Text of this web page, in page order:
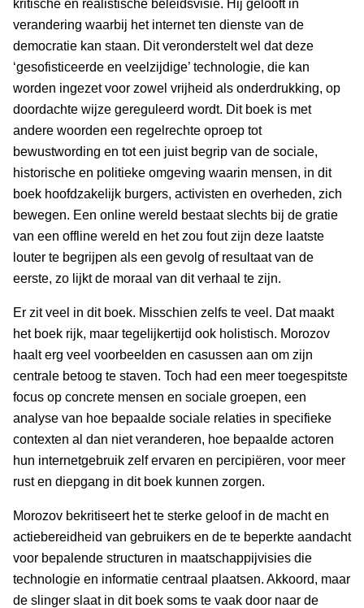
kritische en realistische beleidsvisie. Hij gelooft in
verandering waarbij het internet ten dienste van de
democratie kan staan. Dit veronderstelt wel dat deze
‘gesofisticeerde en veelzijdige’ technologie, die kan
worden ingezet voor zowel vrijheid als onderdrukking, op
doordachte wijze gereguleerd wordt. Dit boek is met
andere woorden een regelrechte oproep tot
bewustwording en tot een juist begrip van de sociale,
historische en politieke omgeving waarin mensen, in dit
boek hoofdzakelijk burgers, activisten en overheden, zich
bewegen. Een online wereld bestaat slechts bij de gratie
van een offline wereld en het zou fout zijn deze laatste
louter te begrijpen als een gevolg of resultaat van de
eerste, zo lijkt de moraal van dit verhaal te zijn.
Er zit veel in dit boek. Misschien zelfs te veel. Dat maakt
het boek rijk, maar tegelijkertijd ook holistisch. Morozov
haalt erg veel voorbeelden en casussen aan om zijn
centrale betoog te staven. Toch had een meer toegespitste
focus op concrete mensen en sociale groepen, een
analyse van hoe bepaalde sociale relaties in specifieke
contexten al dan niet veranderen, hoe bepaalde actoren
hun internetgebruik zelf ervaren en percipiëren, voor meer
rust en diepgang in dit boek kunnen zorgen.
Morozov bekritiseert het te sterke geloof in de macht en
actiebereidheid van gebruikers en de te beperkte aandacht
voor bepalende structuren in maatschappijvisies die
technologie en informatie centraal plaatsen. Akkoord, maar
de slinger slaat in dit boek soms te vaak door naar de